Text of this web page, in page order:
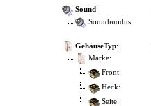
Sound:
Soundmodus:
GehäuseTyp:
Marke:
Front:
Heck:
Seite: